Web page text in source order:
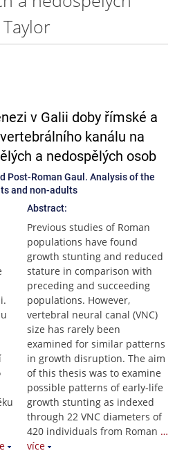
v Galii doby římské a
kanálu na
a nedospělých osob
Post-Roman Gaul. Analysis of the
and non-adults
Abstract:
Previous studies of Roman
populations have found
growth stunting and reduced
stature in comparison with
preceding and succeeding
populations. However,
vertebral neural canal (VNC)
size has rarely been
examined for similar patterns
in growth disruption. The aim
of this thesis was to examine
possible patterns of early-life
growth stunting as indexed
through 22 VNC diameters of
420 individuals from Roman …
více